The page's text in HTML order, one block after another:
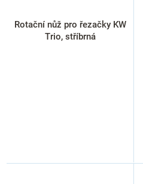
Rotační nůž pro řezačky KW
Trio, stříbrná